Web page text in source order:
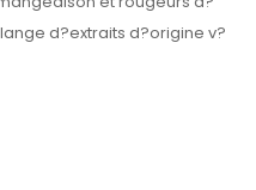
d?extraits d?origine v?